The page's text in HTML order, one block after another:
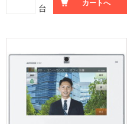
台 カートへ